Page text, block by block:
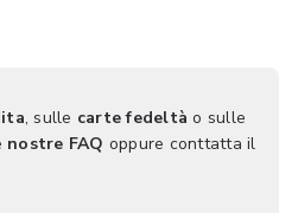
, sulle carte fedeltà o sulle
nostre FAQ oppure conttatta il